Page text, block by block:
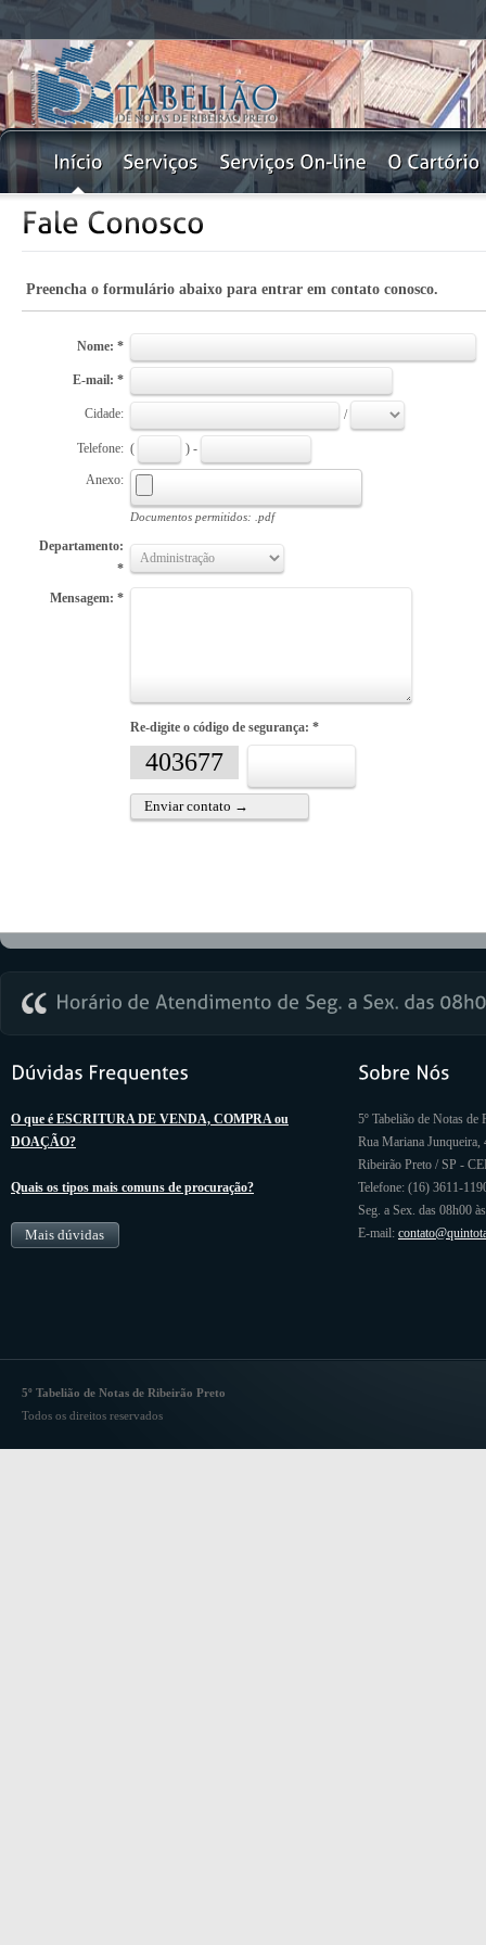
Preencha o formulário abaixo para entrar em contato conosco.
Nome: *
E-mail: *
Cidade: /
Telefone: ( ) -
Anexo:
Documentos permitidos: .pdf
Departamento:
*
Mensagem: *
Re-digite o código de segurança: *
403677
O que é ESCRITURA DE VENDA, COMPRA ou
DOAÇÃO?
Quais os tipos mais comuns de procuração?
Mais dúvidas
5º Tabelião de Notas de
Rua Mariana Junqueira,
Ribeirão Preto / SP -
Telefone: (16) 3611-
Seg. a Sex. das 08h00
E-mail:
5º Tabelião de Notas de Ribeirão Preto
Todos os direitos reservados